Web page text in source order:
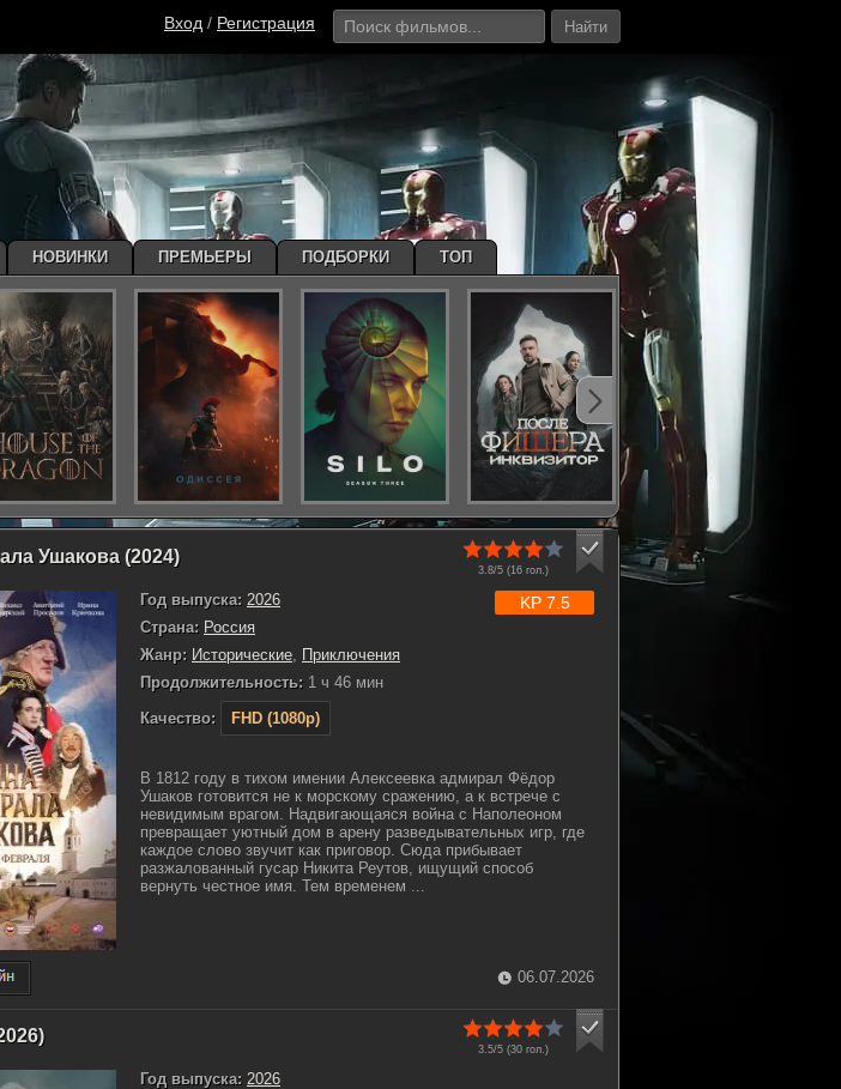
Вход / Регистрация Найти
Ушакова (2024)
3.8/5 (16 гол.)
Год выпуска: 2026
Страна: Россия
Жанр: Исторические, Приключения
Продолжительность: 1 ч 46 мин
Качество:
FHD (1080p)
KP 7.5
В 1812 году в тихом имении Алексеевка адмирал Фёдор
Ушаков готовится не к морскому сражению, а к встрече с
невидимым врагом. Надвигающаяся война с Наполеоном
превращает уютный дом в арену разведывательных игр, где
каждое слово звучит как приговор. Сюда прибывает
разжалованный гусар Никита Реутов, ищущий способ
вернуть честное имя. Тем временем ...
06.07.2026
3.5/5 (30 гол.)
Год выпуска: 2026
НОВИНКИ ПРЕМЬЕРЫ ПОДБОРКИ ТОП